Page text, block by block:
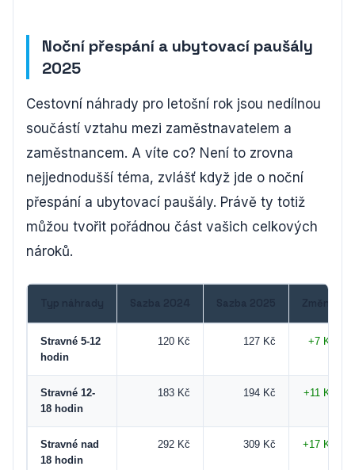
Noční přespání a ubytovací paušály
2025
Cestovní náhrady pro letošní rok jsou nedílnou
součástí vztahu mezi zaměstnavatelem a
zaměstnancem. A víte co? Není to zrovna
nejjednodušší téma, zvlášť když jde o noční
přespání a ubytovací paušály. Právě ty totiž
můžou tvořit pořádnou část vašich celkových
nároků.
Stravné 5-12
hodin
120 Kč 127 Kč +7 Kč
Stravné 12-
18 hodin
183 Kč 194 Kč +11 Kč
Stravné nad
18 hodin
292 Kč 309 Kč +17 Kč